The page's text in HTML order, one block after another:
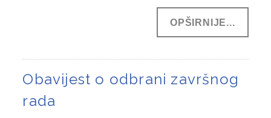
OPŠIRNIJE...
Obavijest o odbrani završnog
rada